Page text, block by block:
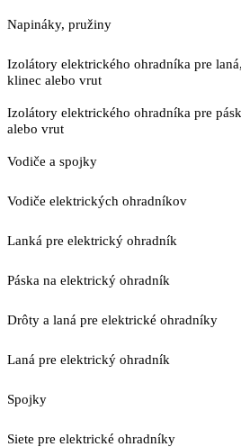
Napináky, pružiny
Izolátory elektrického ohradníka pre
klinec alebo vrut
Izolátory elektrického ohradníka pre
alebo vrut
Vodiče a spojky
Vodiče elektrických ohradníkov
Lanká pre elektrický ohradník
Páska na elektrický ohradník
Drôty a laná pre elektrické ohradníky
Laná pre elektrický ohradník
Spojky
Siete pre elektrické ohradníky